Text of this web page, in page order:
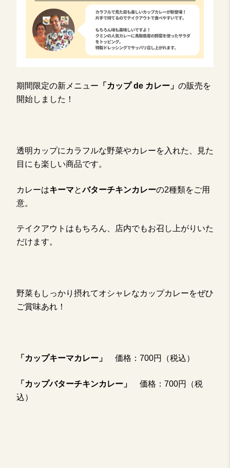
期間限定の新メニュー 「カップ de カレー」 の販売を
開始しました！
透明カップにカラフルな野菜やカレーを入れた、見た
目にも楽しい商品です。
カレーはキーマとバターチキンカレーの2種類をご用
意。
テイクアウトはもちろん、店内でもお召し上がりいた
だけます。
野菜もしっかり摂れてオシャレなカップカレーをぜひ
ご賞味あれ！
「カップキーマカレー」 価格：700円（税込）
「カップバターチキンカレー」 価格：700円（税
込）